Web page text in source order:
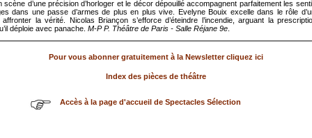
scène d’une précision d’horloger et le décor dépouillé accompagnent parfaitement les
dans une passe d’armes de plus en plus vive. Evelyne Bouix excelle dans le rôle
la vérité. Nicolas Briançon s’efforce d’éteindre l’incendie, arguant la
déploie avec panache. M-P P. Théâtre de Paris - Salle Réjane 9e
Pour vous abonner gratuitement à la Newsletter cliquez ici
Index des pièces de théâtre
Accès à la page d'accueil de Spectacles Sélection